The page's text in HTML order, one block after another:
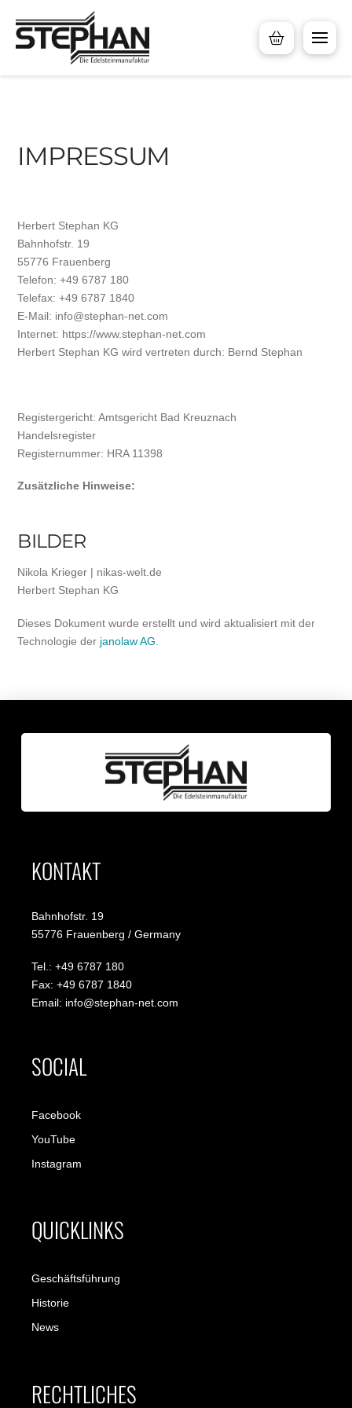
IMPRESSUM
Herbert Stephan KG
Bahnhofstr. 19
55776 Frauenberg
Telefon: +49 6787 180
Telefax: +49 6787 1840
E-Mail: info@stephan-net.com
Internet: https://www.stephan-net.com
Herbert Stephan KG wird vertreten durch: Bernd Stephan
Registergericht: Amtsgericht Bad Kreuznach
Handelsregister
Registernummer: HRA 11398
Zusätzliche Hinweise:
BILDER
Nikola Krieger | nikas-welt.de
Herbert Stephan KG
Dieses Dokument wurde erstellt und wird aktualisiert mit der
Technologie der janolaw AG
KONTAKT
Bahnhofstr. 19
55776 Frauenberg / Germany
Tel.: +49 6787 180
Fax: +49 6787 1840
Email: info@stephan-net.com
SOCIAL
Facebook
YouTube
Instagram
QUICKLINKS
Geschäftsführung
Historie
News
RECHTLICHES